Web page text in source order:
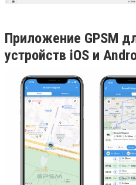
Приложение GPSM
устройств iOS и